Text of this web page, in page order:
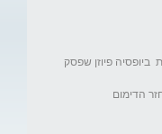
בדיקת  ביופסיה פיוזן שפסק